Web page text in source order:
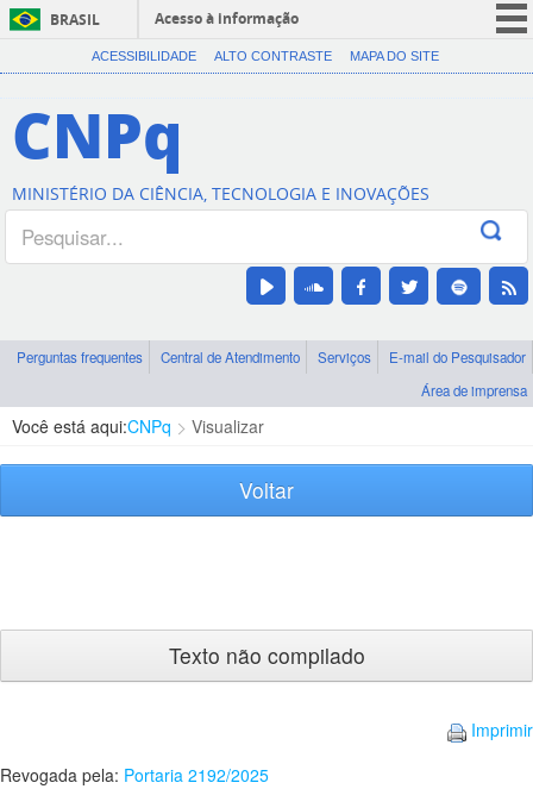
BRASIL
Acesso à informação
CORONAVÍRUS (COVID-19)
Canais
ACESSIBILIDADE ALTO CONTRASTE MAPA DO SITE
CNPq
MINISTÉRIO DA CIÊNCIA, TECNOLOGIA E INOVAÇÕES
Perguntas frequentes Central de Atendimento Serviços
E-mail do Pesquisador
Área de imprensa
Você está aqui:CNPq Visualizar
Voltar
Texto não compilado
Imprimir
Revogada pela: Portaria 2192/2025